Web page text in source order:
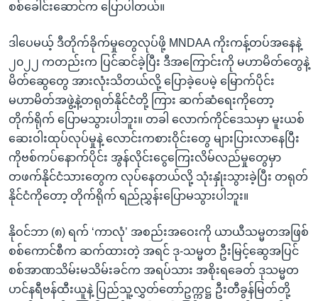
စစ်ခေါင်းဆောင်က ပြောပါတယ်။
ဒါပေမယ့် ဒီတိုက်ခိုက်မှုတွေလုပ်ဖို့ MNDAA ကိုးကန့်တပ်အနေနဲ့
၂၀၂၂ ကတည်းက ပြင်ဆင်ခဲ့ပြီး ဒီအကြောင်းကို မဟာမိတ်တွေနဲ့
မိတ်ဆွေတွေ အားလုံးသိတယ်လို့ ပြောခဲ့ပေမဲ့ မြောက်ပိုင်း
မဟာမိတ်အဖွဲ့နဲ့တရုတ်နိုင်ငံတို့ ကြား ဆက်ဆံရေးကိုတော့
တိုက်ရိုက် ပြောမသွားပါဘူး။ တခါ လောက်ကိုင်ဒေသမှာ မူးယစ်
ဆေးဝါးထုပ်လုပ်မှုနဲ့ လောင်းကစားဝိုင်းတွေ များပြားလာနေပြီး
ကိုဗစ်ကပ်နောက်ပိုင်း အွန်လိုင်းငွေကြေးလိမ်လည်မှုတွေမှာ
တဖက်နိုင်ငံသားတွေက လုပ်နေတယ်လို့ သုံးနှုံးသွားခဲ့ပြီး တရုတ်
နိုင်ငံကိုတော့ တိုက်ရိုက် ရည်ညွှန်းပြောမသွားပါဘူး။
နိုဝင်ဘာ (၈) ရက် ‘ကာလုံ’ အစည်းအဝေးကို ယာယီသမ္မတအဖြစ်
စစ်ကောင်စီက ဆက်ထားတဲ့ အရင် ဒု-သမ္မတ ဦးမြင့်ဆွေအပြင်
စစ်အာဏသိမ်းမသိမ်းခင်က အရပ်သား အစိုးရခေတ် ဒုသမ္မတ
ဟင်နရီဗန်ထီးယူနဲ့ ပြည်သူ့လွှတ်တော်ဥက္ကဋ္ဌ ဦးတီခွန်မြတ်တို့